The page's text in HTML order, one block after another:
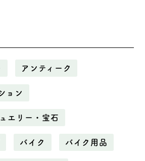
アンティーク
ョン
エリー・宝石
バイク バイク用品